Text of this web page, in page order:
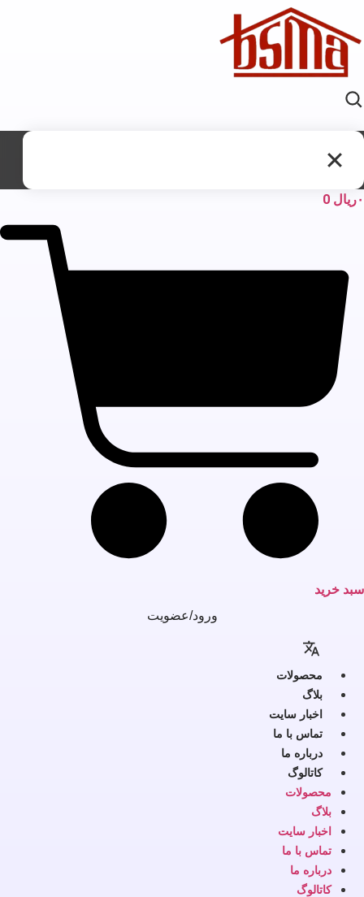
ریال 0
خرید
ورود/عضویت
محصولات
بلاگ
اخبار سایت
تماس با ما
درباره ما
کاتالوگ
محصولات
بلاگ
اخبار سایت
تماس با ما
درباره ما
کاتالوگ